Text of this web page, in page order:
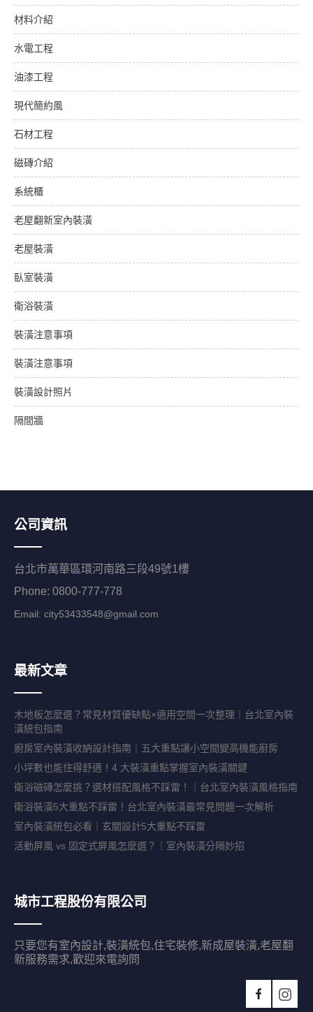
材料介紹
水電工程
油漆工程
現代簡約風
石材工程
磁磚介紹
系統櫃
老屋翻新室內裝潢
老屋裝潢
臥室裝潢
衛浴裝潢
裝潢注意事項
裝潢注意事項
裝潢設計照片
隔間牆
公司資訊
台北市萬華區環河南路三段49號1樓
Phone: 0800-777-778
Email: city53433548@gmail.com
最新文章
木地板怎麼選？常見材質優缺點×適用空間一次整理｜台北室內裝
潢統包指南
廚房室內裝潢收納設計指南｜五大重點讓小空間變高機能廚房
小坪數也能住得舒適！4 大裝潢重點掌握室內裝潢關鍵
衛浴磁磚怎麼挑？選材搭配風格不踩雷！｜台北室內裝潢風格指南
衛浴裝潢5大重點不踩雷！台北室內裝潢最常見問題一次解析
室內裝潢統包必看｜玄關設計5大重點不踩雷
活動屏風 vs 固定式屏風怎麼選？｜室內裝潢分隔妙招
城市工程股份有限公司
只要您有室內設計,裝潢統包,住宅裝修,新成屋裝潢,老屋翻
新服務需求,歡迎來電詢問